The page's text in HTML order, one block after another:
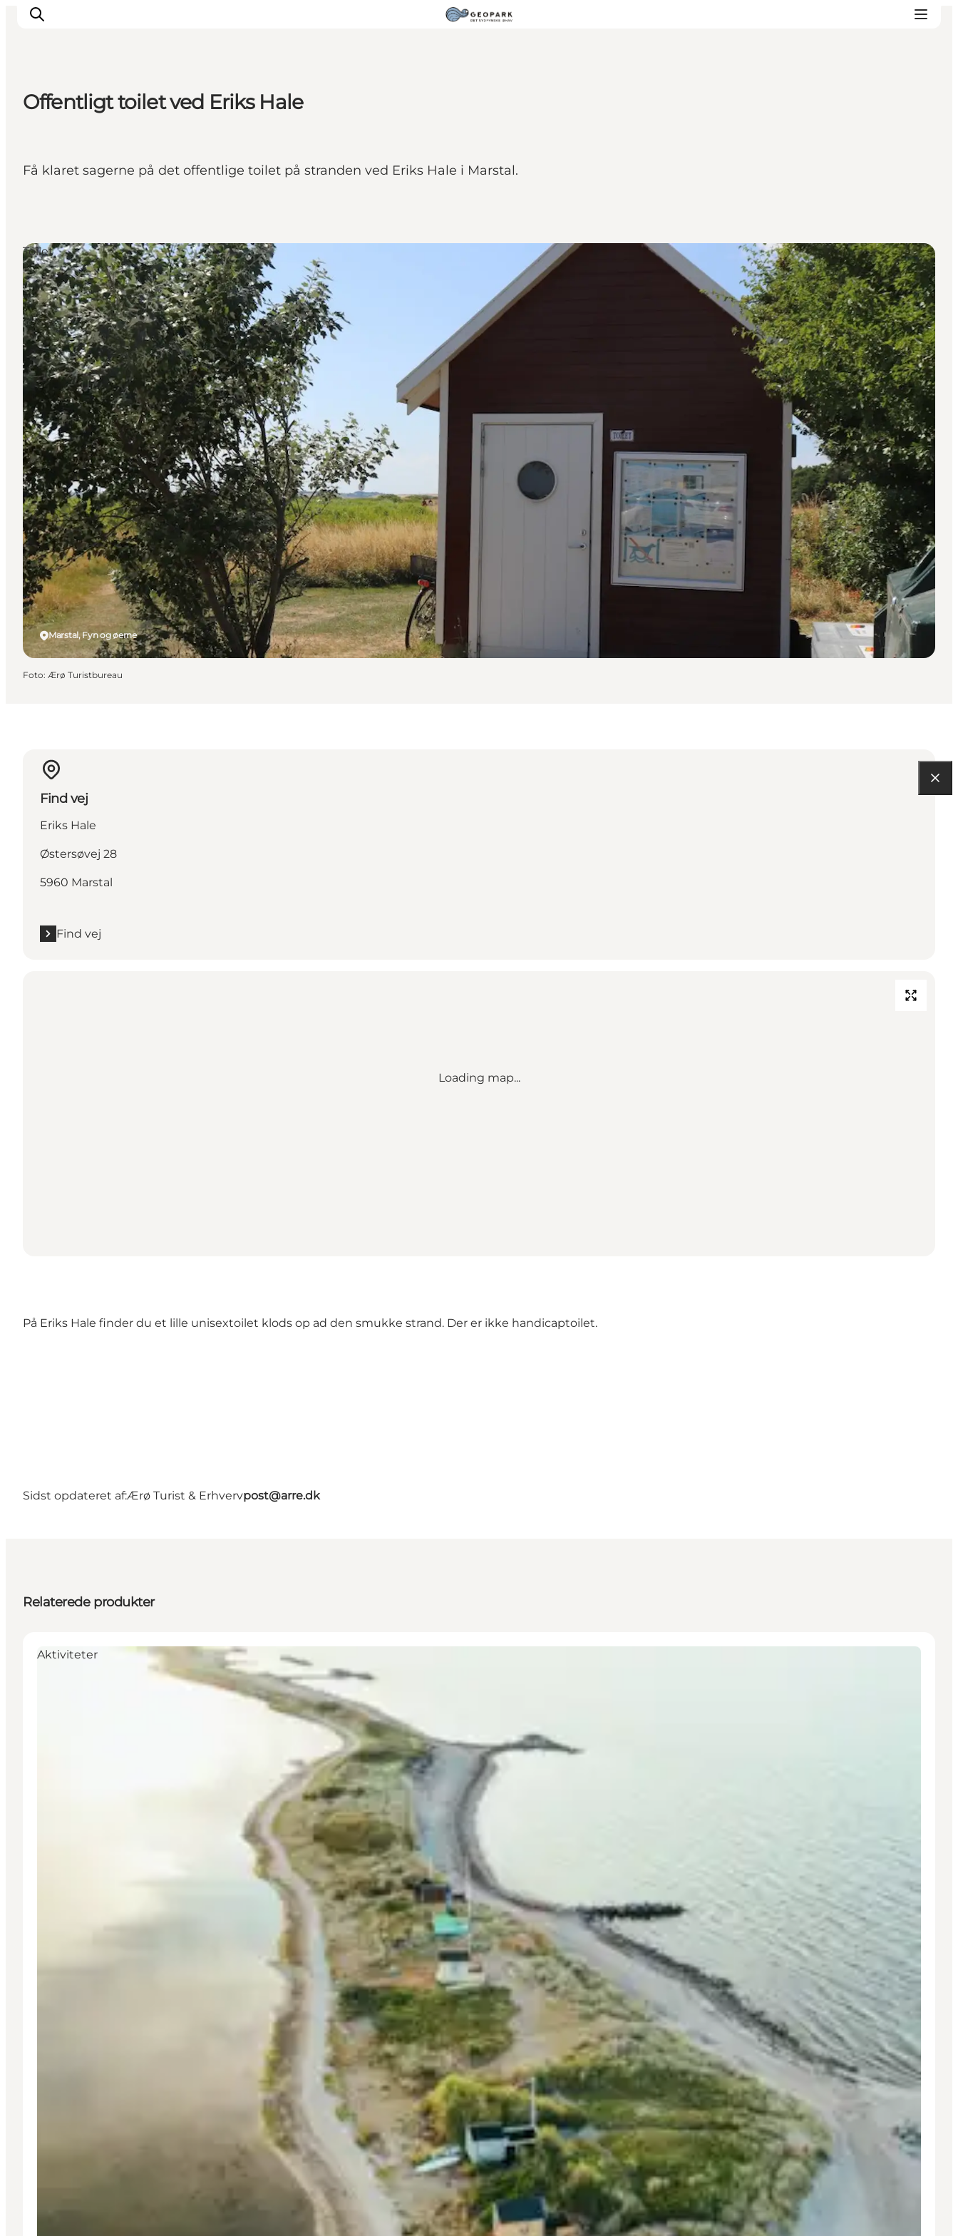
Offentligt toilet ved Eriks Hale
Få klaret sagerne på det offentlige toilet på stranden ved Eriks Hale i Marstal.
Marstal, Fyn og øerne
Toilet
Foto: Ærø Turistbureau
Find vej
Eriks Hale
Østersøvej 28
5960 Marstal
Find vej
Loading map...
På Eriks Hale finder du et lille unisextoilet klods op ad den smukke strand. Der er ikke handicaptoilet.
Sidst opdateret af:Ærø Turist & Erhvervpost@arre.dk
Relaterede produkter
Aktiviteter